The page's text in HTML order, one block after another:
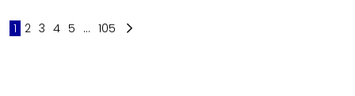
1 2 3 4 5 ... 105